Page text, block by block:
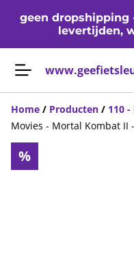
geen dropshipping
levertijden,
Home / Producten / 110 -
Movies - Mortal Kombat II
%